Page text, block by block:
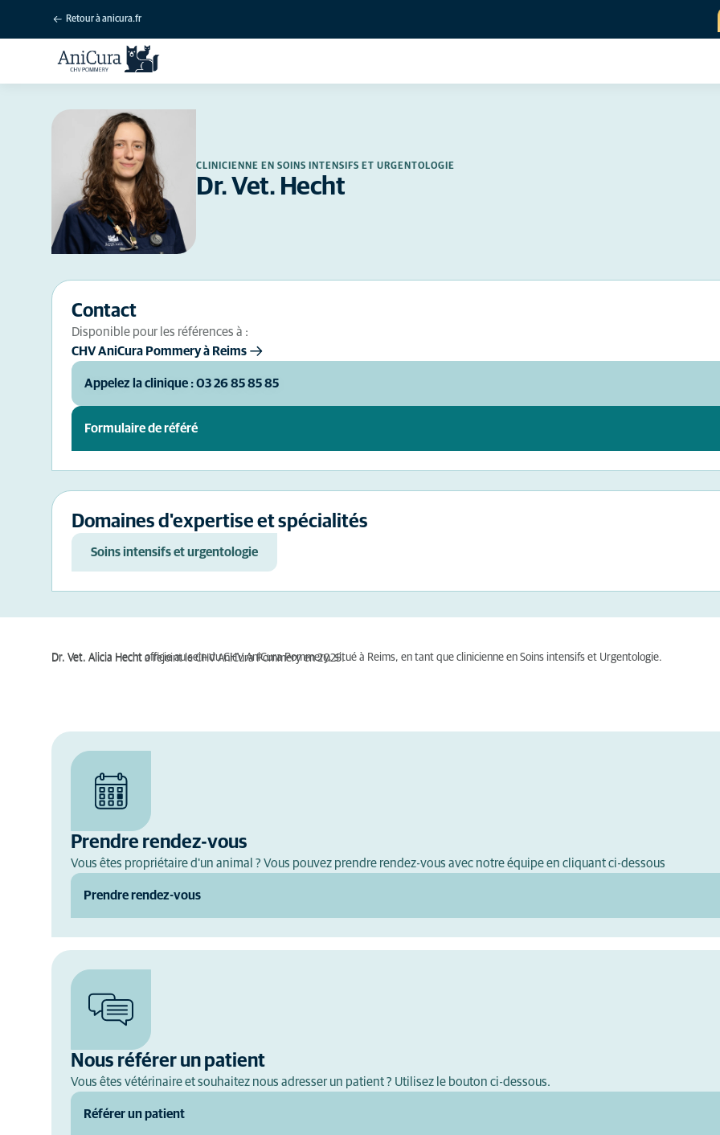
Retour à anicura.fr
CLINICIENNE EN SOINS INTENSIFS ET URGENTOLOGIE
Dr. Vet. Hecht
Contact
Disponible pour les références à :
CHV AniCura Pommery à Reims
Appelez la clinique : 03 26 85 85 85
Formulaire de référé
Domaines d'expertise et spécialités
Soins intensifs et urgentologie
Dr. Vet. Alicia Hecht officie au sein du CHV AniCura Pommery, situé à Reims, en tant que clinicienne en Soins intensifs et Urgentologie.
Dr. Vet. Alicia Hecht a rejoint le CHV AniCura Pommery en 2025.
Prendre rendez-vous
Vous êtes propriétaire d'un animal ? Vous pouvez prendre rendez-vous avec notre équipe en cliquant ci-dessous
Prendre rendez-vous
Nous référer un patient
Vous êtes vétérinaire et souhaitez nous adresser un patient ? Utilisez le bouton ci-dessous.
Référer un patient